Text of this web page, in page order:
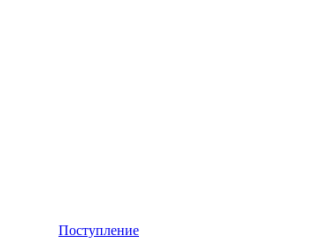
Поступление